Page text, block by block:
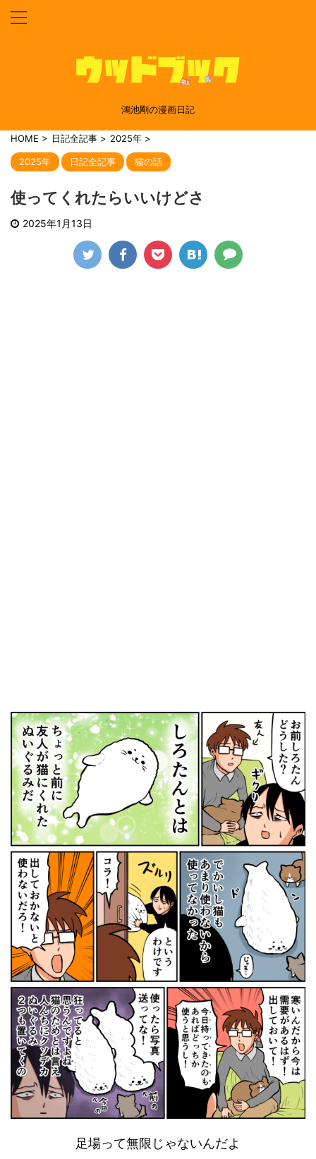
鴻池剛の漫画日記
HOME > 日記全記事 > 2025年 >
2025年 日記全記事 猫の話
使ってくれたらいいけどさ
2025年1月13日
足場って無限じゃないんだよ